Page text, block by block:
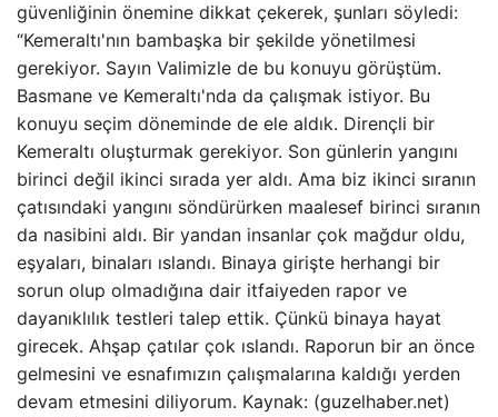
güvenliğinin önemine dikkat çekerek, şunları söyledi:
“Kemeraltı'nın bambaşka bir şekilde yönetilmesi
gerekiyor. Sayın Valimizle de bu konuyu görüştüm.
Basmane ve Kemeraltı'nda da çalışmak istiyor. Bu
konuyu seçim döneminde de ele aldık. Dirençli bir
Kemeraltı oluşturmak gerekiyor. Son günlerin yangını
birinci değil ikinci sırada yer aldı. Ama biz ikinci sıranın
çatısındaki yangını söndürürken maalesef birinci sıranın
da nasibini aldı. Bir yandan insanlar çok mağdur oldu,
eşyaları, binaları ıslandı. Binaya girişte herhangi bir
sorun olup olmadığına dair itfaiyeden rapor ve
dayanıklılık testleri talep ettik. Çünkü binaya hayat
girecek. Ahşap çatılar çok ıslandı. Raporun bir an önce
gelmesini ve esnafımızın çalışmalarına kaldığı yerden
devam etmesini diliyorum. Kaynak: (guzelhaber.net)